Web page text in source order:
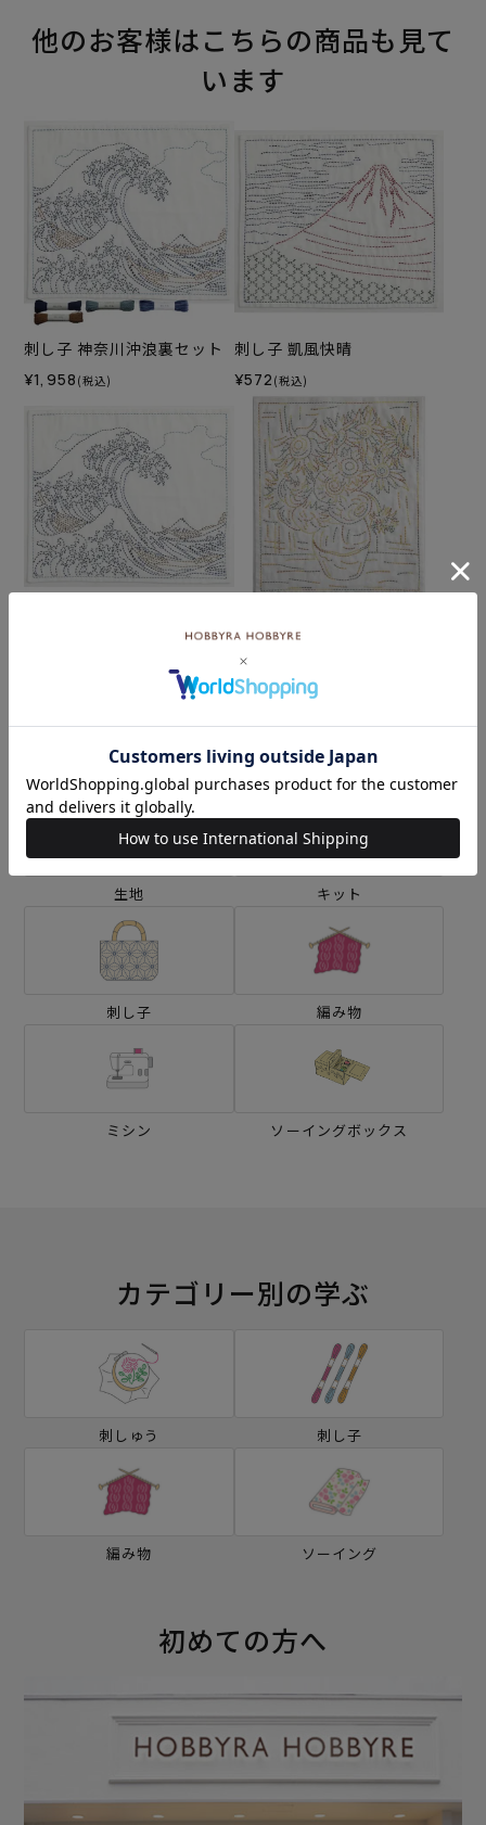
他のお客様はこちらの商品も見て
います
刺し子 神奈川沖浪裏セット
¥1,958 (税込)
刺し子 凱風快晴
¥572 (税込)
¥572
カテゴリーから探す
生地 キット
刺し子 編み物
ミシン ソーイングボックス
カテゴリー別の学ぶ
刺しゅう 刺し子
編み物 ソーイング
初めての方へ